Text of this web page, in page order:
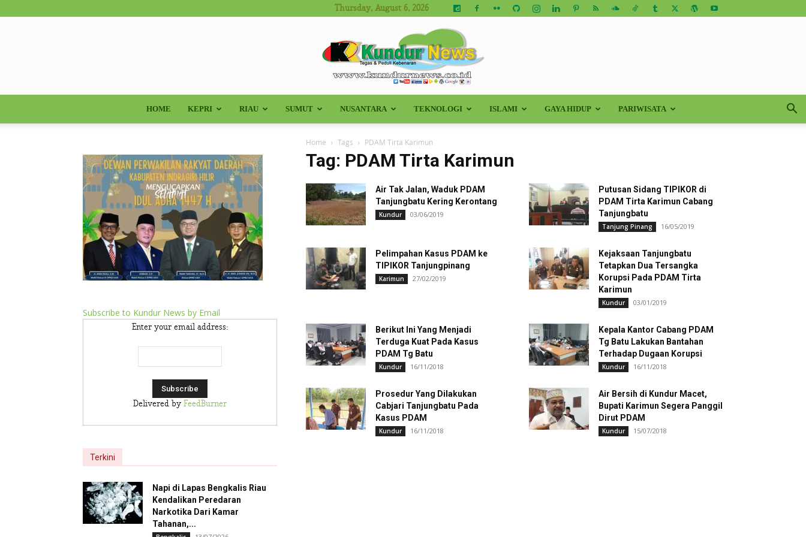
Thursday, August 6, 2026
Kundur
News
HOME KEPRI RIAU SUMUT NUSANTARA TEKNOLOGI ISLAMI GAYA HIDUP PARIWISATA
Home Tags PDAM Tirta Karimun
Tag: PDAM Tirta Karimun
Air Tak Jalan, Waduk PDAM
Tanjungbatu Kering Kerontang
Kundur 03/06/2019
Putusan Sidang TIPIKOR di
PDAM Tirta Karimun Cabang
Tanjungbatu
Tanjung Pinang 16/05/2019
Pelimpahan Kasus PDAM ke
TIPIKOR Tanjungpinang
Karimun 27/02/2019
Kejaksaan Tanjungbatu
Tetapkan Dua Tersangka
Korupsi Pada PDAM Tirta
Karimun
Kundur 03/01/2019
Berikut Ini Yang Menjadi
Terduga Kuat Pada Kasus
PDAM Tg Batu
Kundur 16/11/2018
Kepala Kantor Cabang PDAM
Tg Batu Lakukan Bantahan
Terhadap Dugaan Korupsi
Kundur 16/11/2018
Prosedur Yang Dilakukan
Cabjari Tanjungbatu Pada
Kasus PDAM
Kundur 16/11/2018
Air Bersih di Kundur Macet,
Bupati Karimun Segera Panggil
Dirut PDAM
Kundur 15/07/2018
Subscribe to Kundur News by Email
Enter your email address:
Delivered by FeedBurner
Terkini
Napi di Lapas Bengkalis Riau
Kendalikan Peredaran
Narkotika Dari Kamar
Tahanan,...